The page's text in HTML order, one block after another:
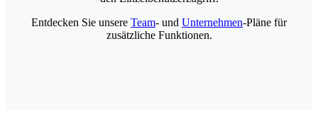
Entdecken Sie unsere Team- und Unternehmen-Pläne für
zusätzliche Funktionen.